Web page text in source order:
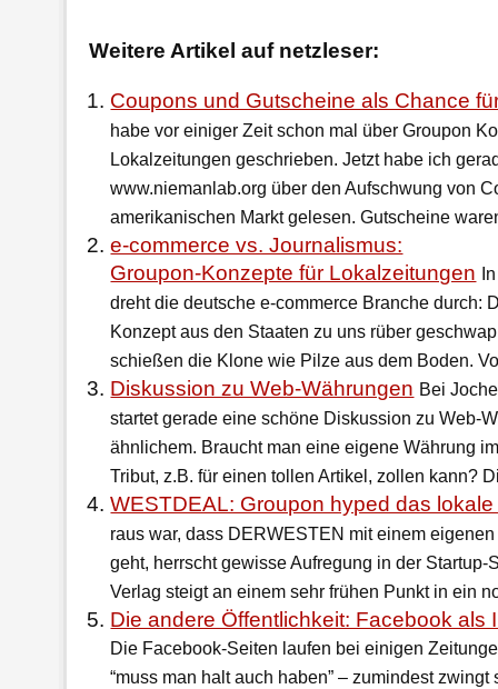
Weitere Artikel auf netzleser:
Coupons und Gutscheine als Chance
habe vor einiger Zeit schon mal über Groupon
Lokalzeitungen geschrieben. Jetzt habe ich
www.niemanlab.org über den Aufschwung von
amerikanischen Markt gelesen. Gutscheine
e-commerce vs. Journalismus:
Groupon-Konzepte für Lokalzeitungen
dreht die deutsche e-commerce Branche durch:
Konzept aus den Staaten zu uns rüber
schießen die Klone wie Pilze aus dem Boden.
Diskussion zu Web-Währungen Bei
startet gerade eine schöne Diskussion zu Web-
ähnlichem. Braucht man eine eigene Währung
Tribut, z.B. für einen tollen Artikel, zollen kann?
WESTDEAL: Groupon hyped das
raus war, dass DERWESTEN mit einem
geht, herrscht gewisse Aufregung in der Startup-
Verlag steigt an einem sehr frühen Punkt in ein
Die andere Öffentlichkeit: Facebook als
Die Facebook-Seiten laufen bei einigen
“muss man halt auch haben” – zumindest